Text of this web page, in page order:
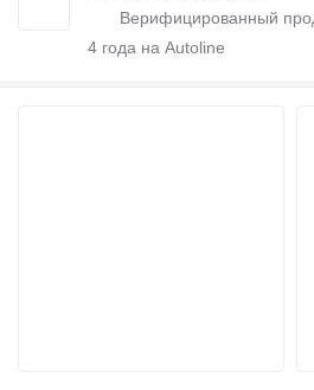
4 года на Autoline